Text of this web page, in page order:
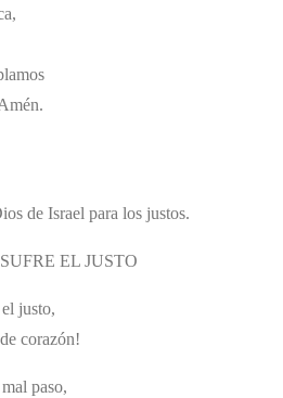
de Israel para los justos.
EL JUSTO
justo,
corazón!
paso,